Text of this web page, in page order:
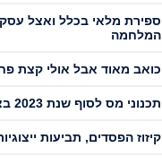
ספירת מלאי בכלל ואצל
המלחמה
כואב מאוד אבל אולי קצת
תכנוני מס לסוף שנת 2023 בצל המלחמה
קיזוז הפסדים, תביעות